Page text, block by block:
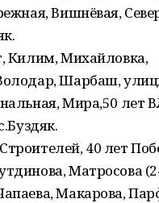
Вишнёвая,
Килим, Михайловка,
Шарбаш,
Мира,50 лет
40 лет
Матросова
Макарова,